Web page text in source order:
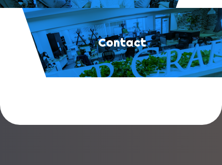
Contact